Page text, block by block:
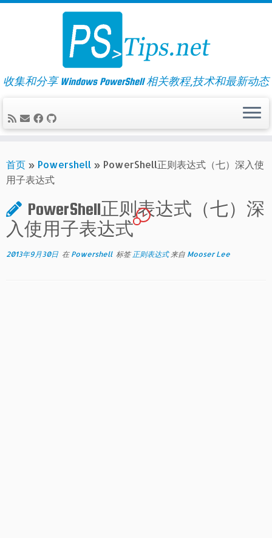
Skip
收集和分享 Windows PowerShell 相关教程,技术和最新动态
首页 » Powershell » PowerShell正则表达式（七）深入使
用子表达式
PowerShell正则表达式（七）深
入使用子表达式
1
2013年9月30日 在 Powershell 标签 正则表达式来自 Mooser Lee